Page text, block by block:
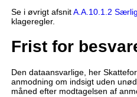
Se i øvrigt afsnitA.A.10.1.2
klageregler.
Frist for
Den dataansvarlige, her
anmodning om indsigt uden
måned efter modtagelsen af